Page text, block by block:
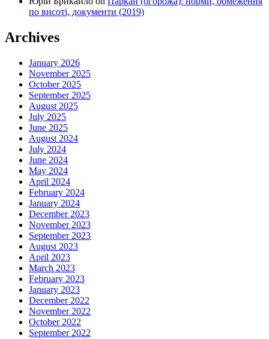
по висоті, документи (2019)
Archives
January 2026
November 2025
October 2025
September 2025
August 2025
July 2025
June 2025
August 2024
July 2024
June 2024
May 2024
April 2024
February 2024
January 2024
December 2023
November 2023
September 2023
August 2023
April 2023
March 2023
February 2023
January 2023
December 2022
November 2022
October 2022
September 2022